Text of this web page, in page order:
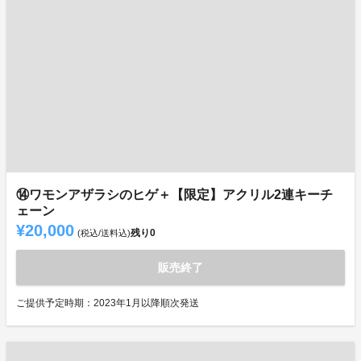
⑭ワモンアザラシのヒゲ＋【限定】アクリル2連キーチ
ェーン
¥20,000 (税込/送料込)残り0
販売終了
ご提供予定時期：2023年1月以降順次発送